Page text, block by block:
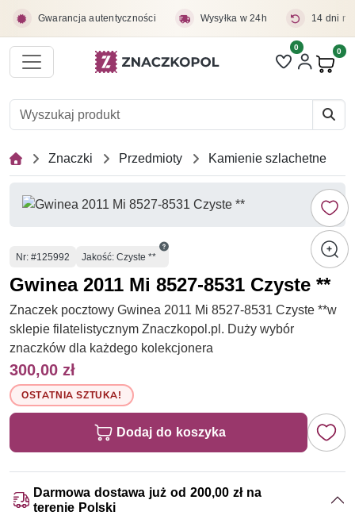
Gwarancja autentyczności Wysyłka w 24h 14 dni
Liczba pozycji
0 0
Znaczki Przedmioty Kamienie szlachetne
Numer
Nr: #125992 Jakość: Czyste **
Gwinea 2011 Mi 8527-8531 Czyste **
Znaczek pocztowy Gwinea 2011 Mi 8527-8531 Czyste **w
sklepie filatelistycznym Znaczkopol.pl. Duży wybór
znaczków dla każdego kolekcjonera
300,00 zł
OSTATNIA SZTUKA!
Dodaj do koszyka
Darmowa dostawa już od 200,00 zł na
terenie Polski